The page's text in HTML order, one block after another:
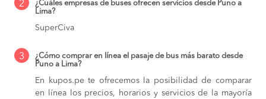
2
¿Cuáles empresas de buses ofrecen servicios desde Puno a
Lima?
SuperCiva
3
¿Cómo comprar en línea el pasaje de bus más barato desde
Puno a Lima?
En kupos.pe te ofrecemos la posibilidad de comparar
en línea los precios, horarios y servicios de la mayoría